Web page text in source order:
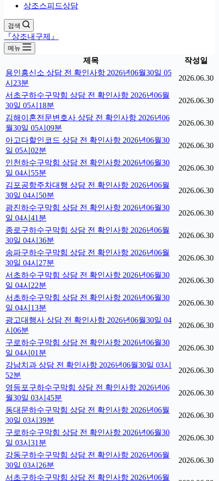
상조스피드상담
검색
『상조내구제』
메뉴
제목
작성일
용인흥신소 상담 전 확인사항 2026년06월30일 05
시23분
2026.06.30
서초구하수구막힘 상담 전 확인사항 2026년06월
30일 05시18분
2026.06.30
김해이혼전문변호사 상담 전 확인사항 2026년06
월30일 05시09분
2026.06.30
아고다할인코드 상담 전 확인사항 2026년06월30
일 05시02분
2026.06.30
인천하수구막힘 상담 전 확인사항 2026년06월30
일 04시55분
2026.06.30
김포공항주차대행 상담 전 확인사항 2026년06월
30일 04시50분
2026.06.30
광진하수구막힘 상담 전 확인사항 2026년06월30
일 04시41분
2026.06.30
종로구하수구막힘 상담 전 확인사항 2026년06월
30일 04시36분
2026.06.30
송파구하수구막힘 상담 전 확인사항 2026년06월
30일 04시27분
2026.06.30
서초하수구막힘 상담 전 확인사항 2026년06월30
일 04시22분
2026.06.30
서초하수구막힘 상담 전 확인사항 2026년06월30
일 04시13분
2026.06.30
광고대행사 상담 전 확인사항 2026년06월30일 04
시06분
2026.06.30
구로하수구막힘 상담 전 확인사항 2026년06월30
일 04시01분
2026.06.30
강남치과 상담 전 확인사항 2026년06월30일 03시
52분
2026.06.30
영등포구하수구막힘 상담 전 확인사항 2026년06
월30일 03시45분
2026.06.30
동대문하수구막힘 상담 전 확인사항 2026년06월
30일 03시39분
2026.06.30
구로하수구막힘 상담 전 확인사항 2026년06월30
일 03시31분
2026.06.30
강동구하수구막힘 상담 전 확인사항 2026년06월
30일 03시26분
2026.06.30
서초구하수구막힘 상담 전 확인사항 2026년06월